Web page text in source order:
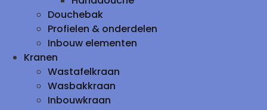
Douchebak
Profielen & onderdelen
Inbouw elementen
Kranen
Wastafelkraan
Wasbakkraan
Inbouwkraan